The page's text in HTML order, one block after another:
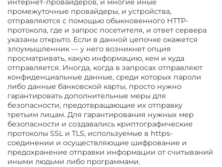
интернет-провайдеров, и многие иные
промежуточные провайдеры, и устройства,
отправляются с помощью обыкновенного HTTP-
протокола, где и запрос посетителя, и ответ сервера
указаны открыто. Если в данной цепочке окажется
злоумышленник — у него возникнет опция
просматривать, какую информацию, кем и куда
отправляется. Иногда, когда в запросах отправляют
конфиденциальные данные, среди которых пароли
либо данные банковской карты, просто нужно
гарантировать дополнительные меры для
безопасности, предотвращающие их отправку
третьим лицам. Для гарантирования нужных мер
безопасности и создавались криптографические
протоколы SSL и TLS, используемые в https-
соединении и осуществляющие шифрование и
предохранение отправки информации от считываний
иными людьми либо программами.